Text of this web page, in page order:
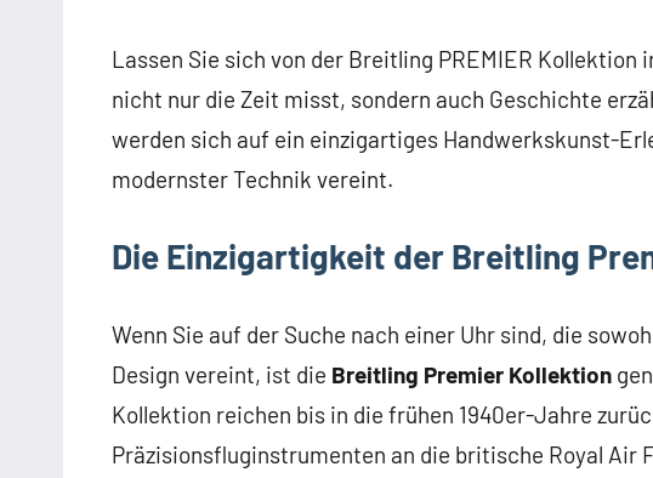
Lassen Sie sich von der Breitling PREMIER Kollektion
nicht nur die Zeit misst, sondern auch Geschichte
werden sich auf ein einzigartiges Handwerkskunst-
modernster Technik vereint.
Die Einzigartigkeit der Breitling
Wenn Sie auf der Suche nach einer Uhr sind, die
Design vereint, ist die Breitling Premier Kollektion
Kollektion reichen bis in die frühen 1940er-Jahre
Präzisionsfluginstrumenten an die britische Royal Air